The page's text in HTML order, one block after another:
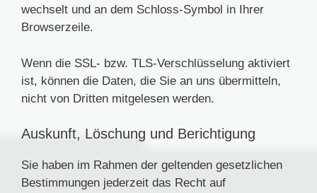
wechselt und an dem Schloss-Symbol in Ihrer
Browserzeile.
Wenn die SSL- bzw. TLS-Verschlüsselung aktiviert
ist, können die Daten, die Sie an uns übermitteln,
nicht von Dritten mitgelesen werden.
Auskunft, Löschung und Berichtigung
Sie haben im Rahmen der geltenden gesetzlichen
Bestimmungen jederzeit das Recht auf